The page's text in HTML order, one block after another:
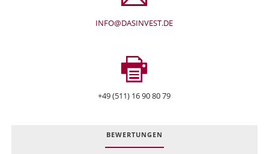
INFO@DASINVEST.DE
+49 (511) 16 90 80 79
BEWERTUNGEN